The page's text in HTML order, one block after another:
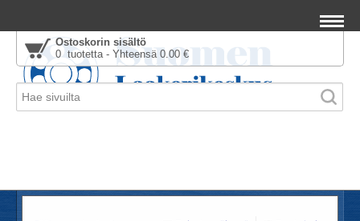
Ostoskorin sisältö
0 tuotetta - Yhteensä 0.00 €